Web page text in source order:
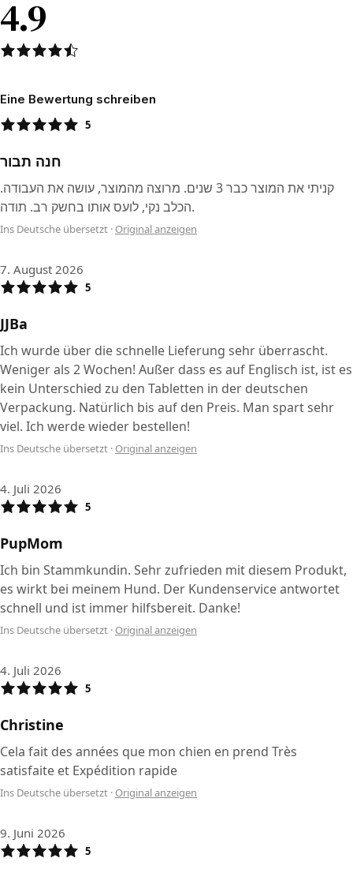
4.9
Eine Bewertung schreiben
5
חנה תבור
קניתי את המוצר כבר 3 שנים. מרוצה מהמוצר, עושה את העבודה.
הכלב נקי, לועס אותו בחשק רב. תודה.
Ins Deutsche übersetzt · Original anzeigen
7. August 2026
5
JJBa
Ich wurde über die schnelle Lieferung sehr überrascht.
Weniger als 2 Wochen! Außer dass es auf Englisch ist, ist es
kein Unterschied zu den Tabletten in der deutschen
Verpackung. Natürlich bis auf den Preis. Man spart sehr
viel. Ich werde wieder bestellen!
Ins Deutsche übersetzt · Original anzeigen
4. Juli 2026
5
PupMom
Ich bin Stammkundin. Sehr zufrieden mit diesem Produkt,
es wirkt bei meinem Hund. Der Kundenservice antwortet
schnell und ist immer hilfsbereit. Danke!
Ins Deutsche übersetzt · Original anzeigen
4. Juli 2026
5
Christine
Cela fait des années que mon chien en prend Très
satisfaite et Expédition rapide
Ins Deutsche übersetzt · Original anzeigen
9. Juni 2026
5